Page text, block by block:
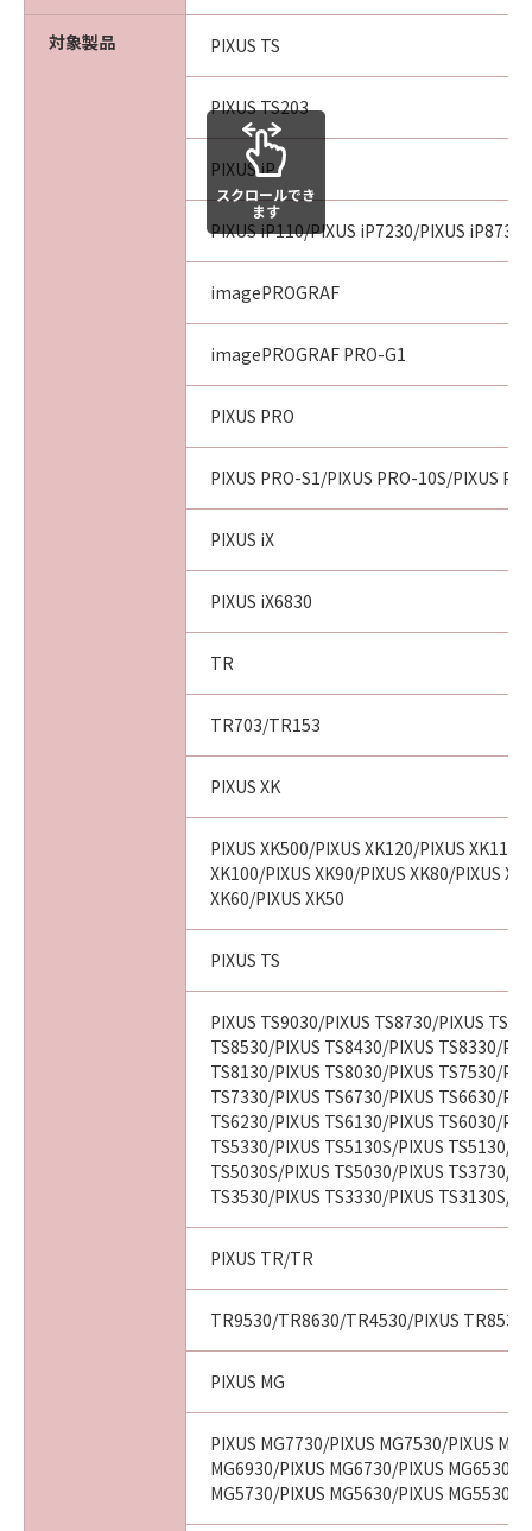
対象製品 PIXUS TS
PIXUS TS203
PIXUS iP
PIXUS iP110/PIXUS iP7230/PIXUS iP8730
imagePROGRAF
imagePROGRAF PRO-G1
PIXUS PRO
PIXUS PRO-S1/PIXUS PRO-10S/PIXUS
PIXUS iX
PIXUS iX6830
TR
TR703/TR153
PIXUS XK
PIXUS XK500/PIXUS XK120/PIXUS XK110/
XK100/PIXUS XK90/PIXUS XK80/PIXUS
XK60/PIXUS XK50
PIXUS TS
PIXUS TS9030/PIXUS TS8730/PIXUS
TS8530/PIXUS TS8430/PIXUS TS8330/
TS8130/PIXUS TS8030/PIXUS TS7530/
TS7330/PIXUS TS6730/PIXUS TS6630/
TS6230/PIXUS TS6130/PIXUS TS6030/
TS5330/PIXUS TS5130S/PIXUS TS5130/
TS5030S/PIXUS TS5030/PIXUS TS3730/
TS3530/PIXUS TS3330/PIXUS TS3130S/
PIXUS TR/TR
TR9530/TR8630/TR4530/PIXUS
PIXUS MG
PIXUS MG7730/PIXUS MG7530/PIXUS
MG6930/PIXUS MG6730/PIXUS MG6530/
MG5730/PIXUS MG5630/PIXUS MG5530/
スクロールでき
ます